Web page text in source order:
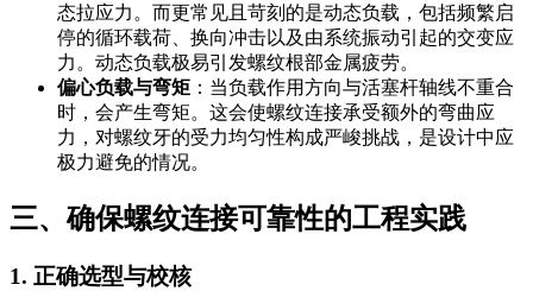
态拉应力。而更常见且苛刻的是动态负载，包括频繁启
停的循环载荷、换向冲击以及由系统振动引起的交变应
力。动态负载极易引发螺纹根部金属疲劳。
偏心负载与弯矩 ：当负载作用方向与活塞杆轴线不重合
时，会产生弯矩。这会使螺纹连接承受额外的弯曲应
力，对螺纹牙的受力均匀性构成严峻挑战，是设计中应
极力避免的情况。
三、确保螺纹连接可靠性的工程实践
1. 正确选型与校核